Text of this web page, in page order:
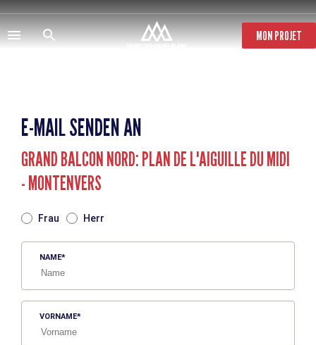
Direkt
zum
Inhalt
MON PROJET
E-MAIL SENDEN AN
GRAND BALCON NORD: PLAN DE L'AIGUILLE DU MIDI
- MONTENVERS
Frau Herr
NAME
VORNAME